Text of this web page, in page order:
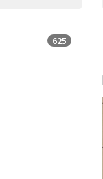
625